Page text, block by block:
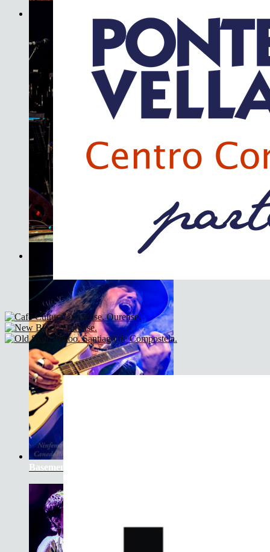
Basement Saints